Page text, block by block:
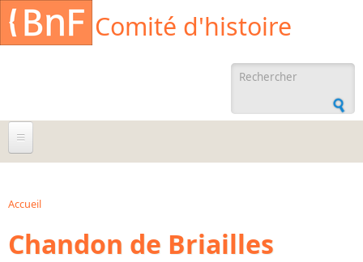
Aller au contenu principal
Comité d'histoire
recherche
À propos
Agenda
Ressources documentaires
Accueil
Chandon de Briailles
Cookies management panel